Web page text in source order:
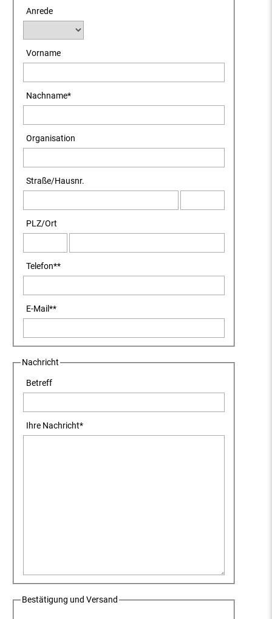
Anrede
Vorname
Nachname*
Organisation
Straße/Hausnr.
PLZ/Ort
Telefon**
E-Mail**
Nachricht
Betreff
Ihre Nachricht*
Bestätigung und Versand